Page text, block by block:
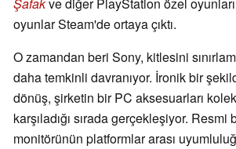
oyunlar Steam'de ortaya çıktı.
O zamandan beri Sony, kitlesini
daha temkinli davranıyor. İronik bir
dönüş, şirketin bir PC aksesuarları
karşıladığı sırada gerçekleşiyor. Resmi
monitörünün platformlar arası